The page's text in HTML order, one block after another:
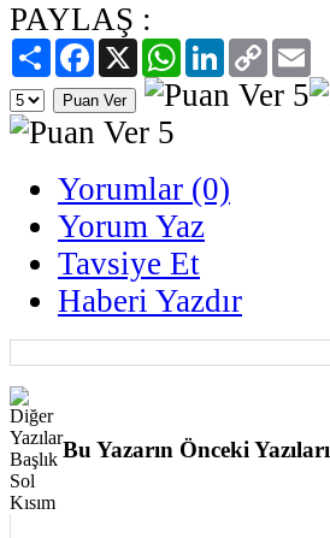
PAYLAŞ :
PaylaşFacebook
X WhatsAppLinkedIn
Copy
Link
Yorumlar (0)
Yorum Yaz
Tavsiye Et
Haberi Yazdır
Bu Yazarın Önceki Yazıları